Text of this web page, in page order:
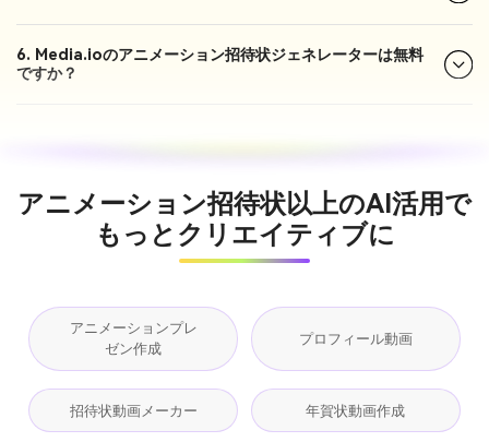
6. Media.ioのアニメーション招待状ジェネレーターは無料
ですか？
アニメーション招待状以上のAI活用で
もっとクリエイティブに
アニメーションプレ
ゼン作成
プロフィール動画
招待状動画メーカー 年賀状動画作成